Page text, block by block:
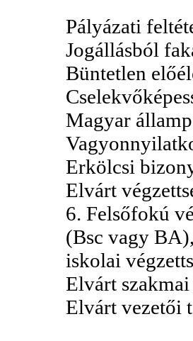
Pályázati
Jogállásból
Büntetlen
Magyar
Erkölcsi
Elvárt
6. Felsőfokú
(Bsc vagy
iskolai
Elvárt
Elvárt vezetői